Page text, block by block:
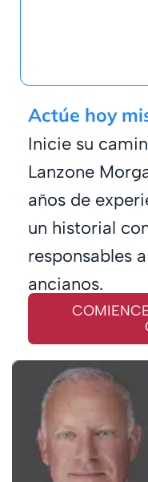
Actúe hoy
Inicie su
Lanzone
años de
un historial
responsables
ancianos.